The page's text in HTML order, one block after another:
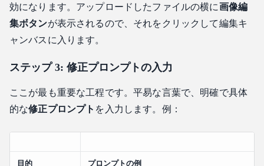
効になります。アップロードしたファイルの横に画像編
集ボタンが表示されるので、それをクリックして編集キ
ャンバスに入ります。
ステップ 3: 修正プロンプトの入力
ここが最も重要な工程です。平易な言葉で、明確で具体
的な修正プロンプト を入力します。例：
目的 プロンプトの例